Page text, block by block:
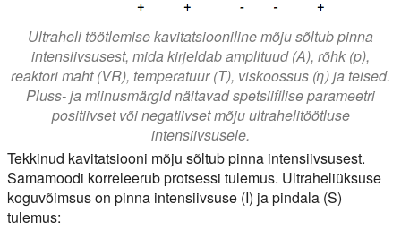
Ultraheli töötlemise kavitatsiooniline mõju sõltub pinna
intensiivsusest, mida kirjeldab amplituud (A), rõhk (p),
reaktori maht (VR), temperatuur (T), viskoossus (η) ja teised.
Pluss- ja miinusmärgid näitavad spetsiifilise parameetri
positiivset või negatiivset mõju ultrahelitöötluse
intensiivsusele.
Tekkinud kavitatsiooni mõju sõltub pinna intensiivsusest.
Samamoodi korreleerub protsessi tulemus. Ultraheliüksuse
koguvõimsus on pinna intensiivsuse (I) ja pindala (S)
tulemus: